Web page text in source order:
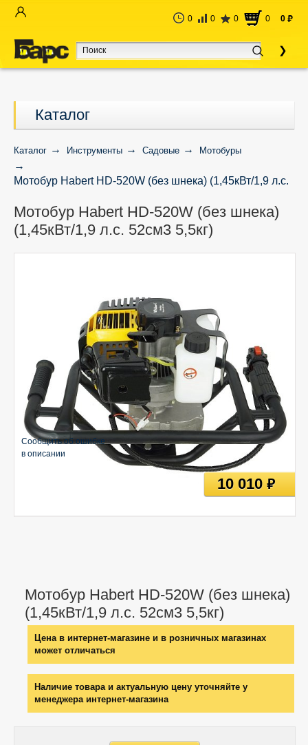
0 0 0 0 0 руб
Каталог
Каталог Инструменты Садовые Мотобуры
Мотобур Habert HD-520W (без шнека) (1,45кВт/1,9 л.с.
Мотобур Habert HD-520W (без шнека)
(1,45кВт/1,9 л.с. 52см3 5,5кг)
Мотобур Habert HD-520W (без шнека)
(1,45кВт/1,9 л.с. 52см3 5,5кг)
Цена в интернет-магазине и в розничных магазинах
может отличаться
Наличие товара и актуальную цену уточняйте у
менеджера интернет-магазина
Сообщить об ошибке
в описании
10 010руб